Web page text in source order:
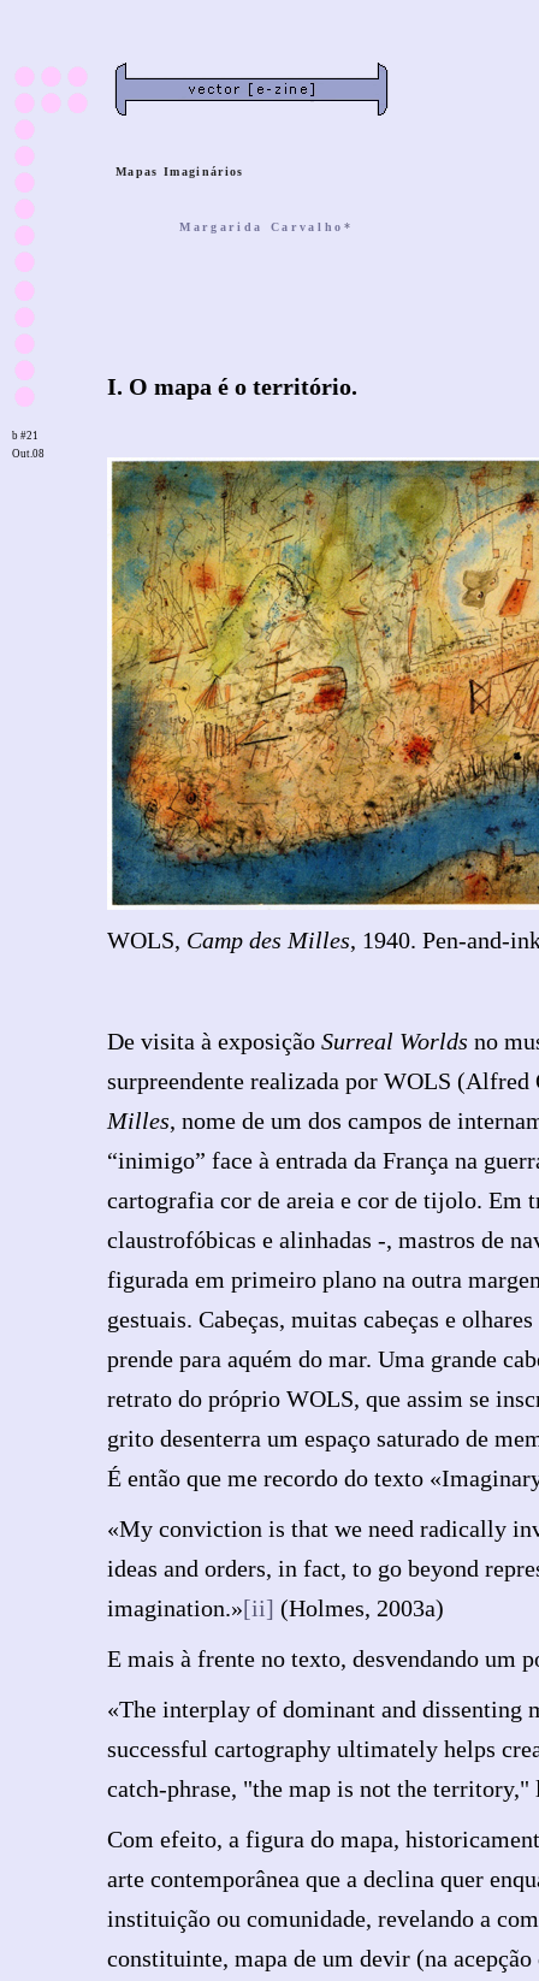
Mapas Imaginários
Margarida Carvalho *
b #21
Out.08
I. O mapa é o território.
WOLS, Camp des Milles, 1940. Pen-and-
De visita à exposição Surreal Worlds no
surpreendente realizada por WOLS
Milles, nome de um dos campos de
“inimigo” face à entrada da França na
cartografia cor de areia e cor de tijolo. Em
claustrofóbicas e alinhadas -, mastros de
figurada em primeiro plano na outra
gestuais. Cabeças, muitas cabeças e
prende para aquém do mar. Uma grande
retrato do próprio WOLS, que assim se
grito desenterra um espaço saturado de
É então que me recordo do texto
«My conviction is that we need radically
ideas and orders, in fact, to go beyond
imagination.»[ii] (Holmes, 2003a)
E mais à frente no texto, desvendando um
«The interplay of dominant and dissenting
successful cartography ultimately helps
catch-phrase, "the map is not the
Com efeito, a figura do mapa,
arte contemporânea que a declina quer
instituição ou comunidade, revelando a
constituinte, mapa de um devir (na